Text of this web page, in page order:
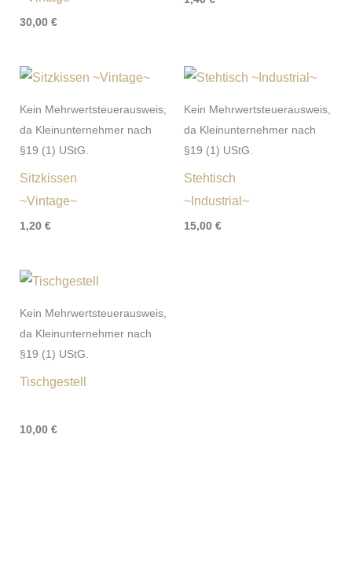
30,00 €
Kein Mehrwertsteuerausweis,
da Kleinunternehmer nach
§19 (1) UStG.
Sitzkissen
~Vintage~
1,20 €
Kein Mehrwertsteuerausweis,
da Kleinunternehmer nach
§19 (1) UStG.
Stehtisch
~Industrial~
15,00 €
Kein Mehrwertsteuerausweis,
da Kleinunternehmer nach
§19 (1) UStG.
Tischgestell
10,00 €